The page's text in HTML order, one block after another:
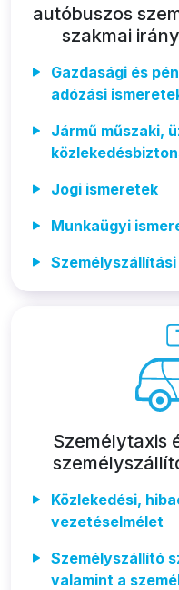
autóbuszos
szakmai
Gazdasági és
adózási
Jármű műszaki,
Jogi ismeretek
Munkaügyi
Személytaxis
Közlekedési,
vezetéselmélet
Személyszállító
valamint a